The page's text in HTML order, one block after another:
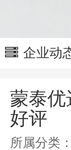
企业动
蒙泰优
好评
所属分类：